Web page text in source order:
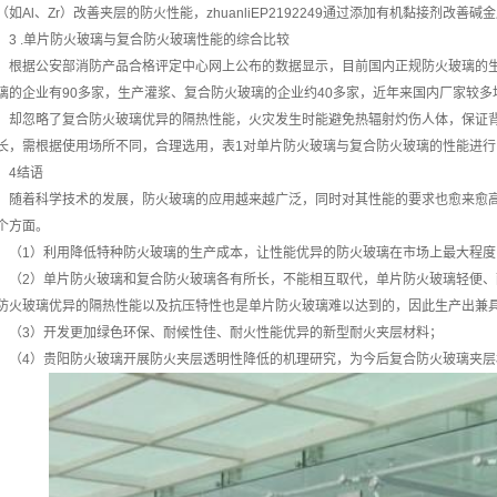
如Al、Zr）改善夹层的防火性能，zhuanliEP2192249通过添加有机黏接剂改善碱
3 .单片防火玻璃与复合防火玻璃性能的综合比较
根据公安部消防产品合格评定中心网上公布的数据显示，目前国内正规防火玻璃
的企业有90多家，生产灌浆、复合防火玻璃的企业约40多家，近年来国内厂家较
却忽略了复合防火玻璃优异的隔热性能，火灾发生时能避免热辐射灼伤人体，保
，需根据使用场所不同，合理选用，表1对单片防火玻璃与复合防火玻璃的性能进
4结语
随着科学技术的发展，防火玻璃的应用越来越广泛，同时对其性能的要求也愈来
方面。
（1）利用降低特种防火玻璃的生产成本，让性能优异的防火玻璃在市场上最大程
（2）单片防火玻璃和复合防火玻璃各有所长，不能相互取代，单片防火玻璃轻便
火玻璃优异的隔热性能以及抗压特性也是单片防火玻璃难以达到的，因此生产出兼
（3）开发更加绿色环保、耐候性佳、耐火性能优异的新型耐火夹层材料；
（4）贵阳防火玻璃开展防火夹层透明性降低的机理研究，为今后复合防火玻璃夹